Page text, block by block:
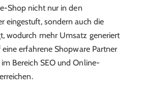
Shop nicht nur in den
eingestuft, sondern auch die
wodurch mehr Umsatz generiert
eine erfahrene Shopware Partner
Bereich SEO und Online-